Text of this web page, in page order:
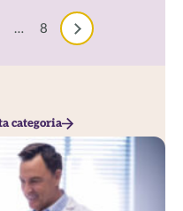
… 8
categoria